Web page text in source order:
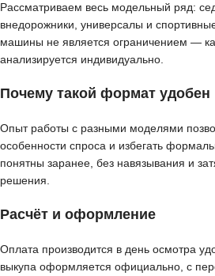
Рассматриваем весь модельный ряд:
внедорожники, универсалы и
машины не является ограничением —
анализируется индивидуально.
Почему такой формат удобен
Опыт работы с разными моделями
особенности спроса и избегать
понятны заранее, без навязывания и
решения.
Расчёт и оформление
Оплата производится в день осмотра
выкупа оформляется официально, с